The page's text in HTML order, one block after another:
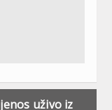
uživo iz